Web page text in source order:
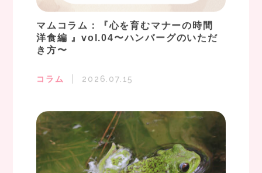
マムコラム：『心を育むマナーの時間
洋食編 』vol.04〜ハンバーグのいただ
き方〜
コラム 2026.07.15